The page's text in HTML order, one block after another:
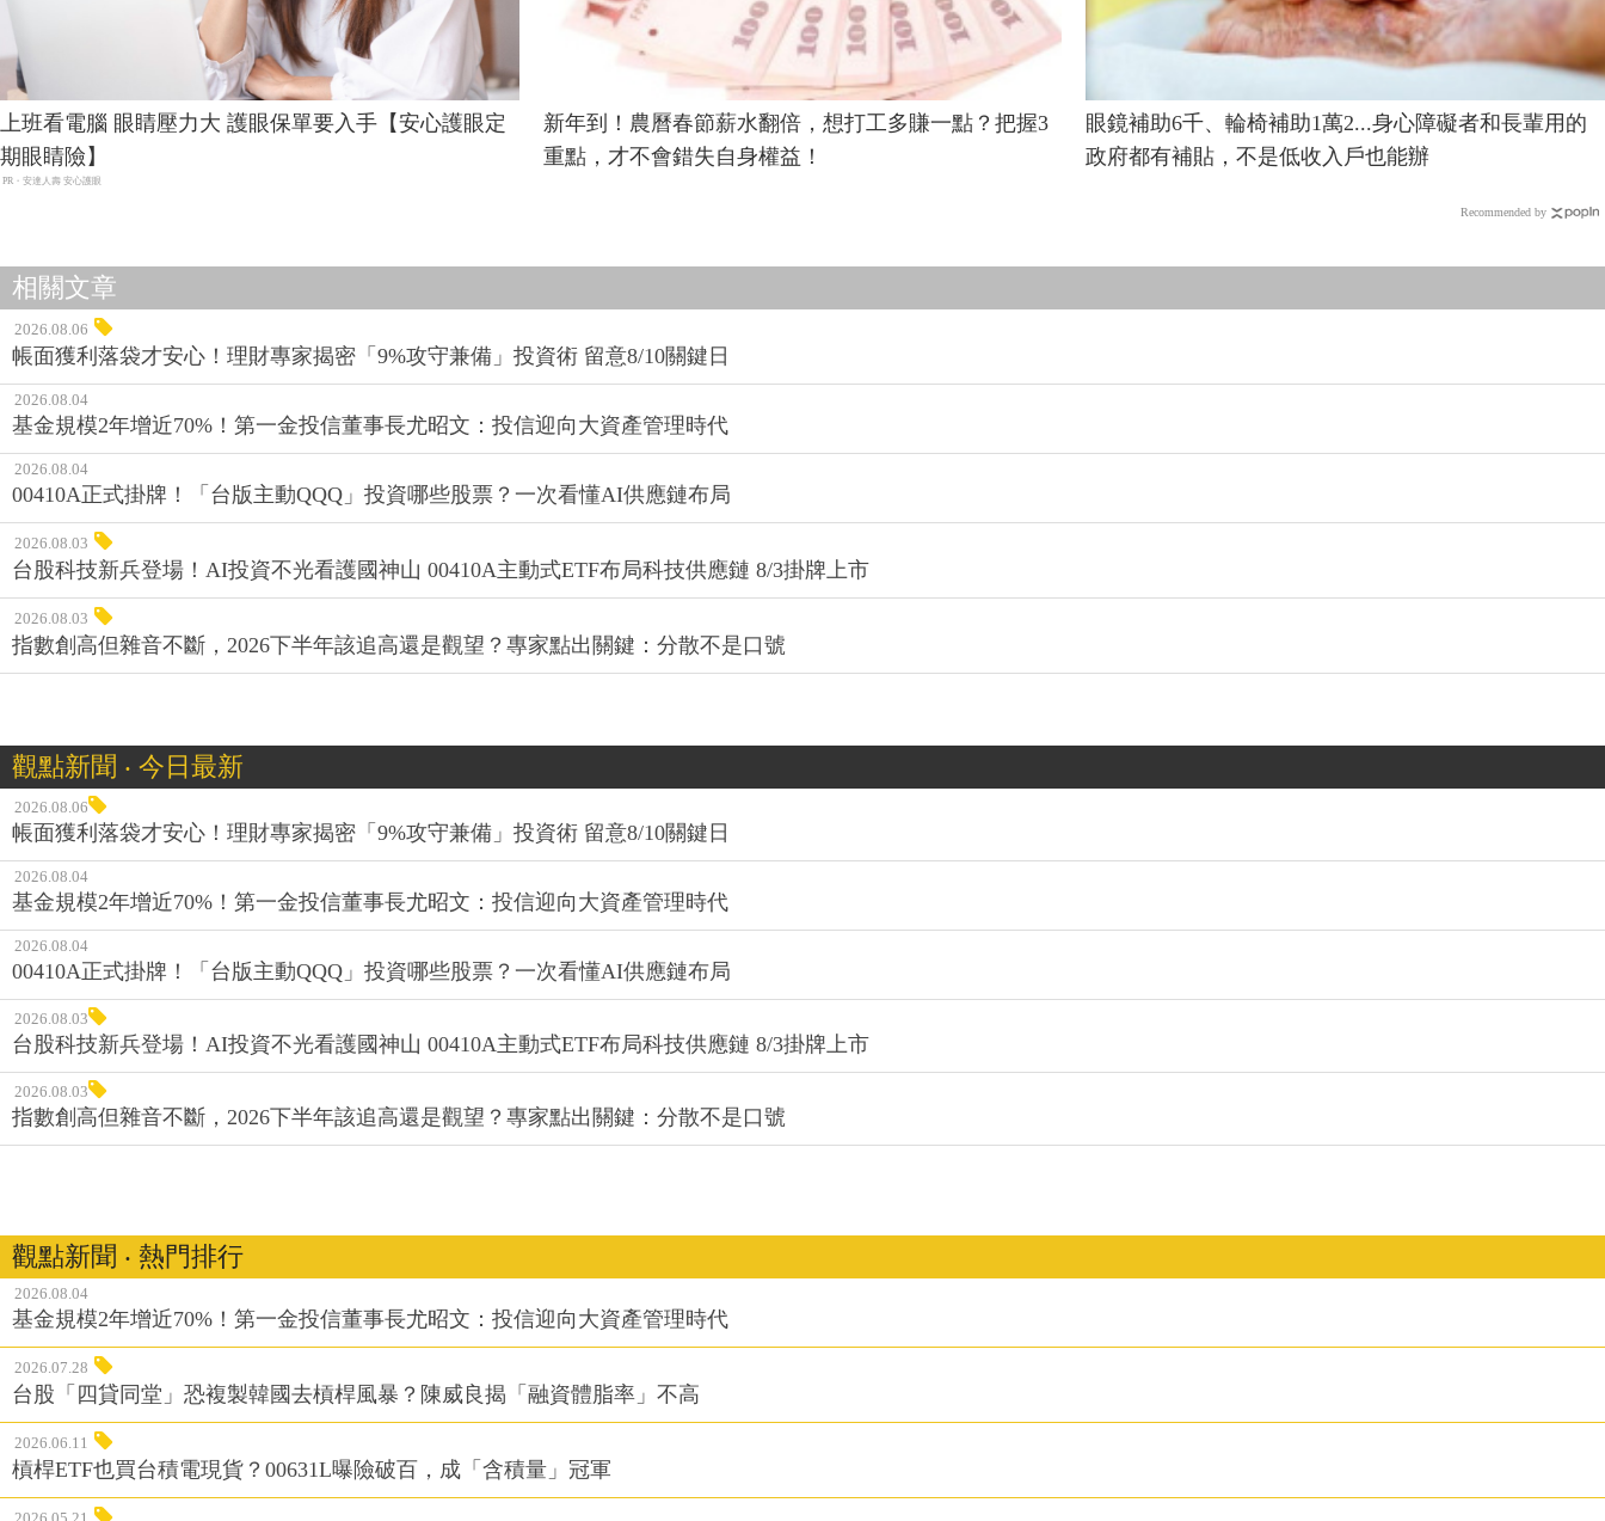
上班看電腦 眼睛壓力大 護眼保單要入手【安心護眼定
期眼睛險】
PR・安達人壽 安心護眼
新年到！農曆春節薪水翻倍，想打工多賺一點？把握3
重點，才不會錯失自身權益！
眼鏡補助6千、輪椅補助1萬2...身心障礙者和長輩用的
政府都有補貼，不是低收入戶也能辦
Recommended by
相關文章
2026.08.06
帳面獲利落袋才安心！理財專家揭密「9%攻守兼備」投資術 留意8/10關鍵日
2026.08.04
基金規模2年增近70%！第一金投信董事長尤昭文：投信迎向大資產管理時代
2026.08.04
00410A正式掛牌！「台版主動QQQ」投資哪些股票？一次看懂AI供應鏈布局
2026.08.03
台股科技新兵登場！AI投資不光看護國神山 00410A主動式ETF布局科技供應鏈 8/3掛牌上市
2026.08.03
指數創高但雜音不斷，2026下半年該追高還是觀望？專家點出關鍵：分散不是口號
觀點新聞 ‧ 今日最新
2026.08.06
帳面獲利落袋才安心！理財專家揭密「9%攻守兼備」投資術 留意8/10關鍵日
2026.08.04
基金規模2年增近70%！第一金投信董事長尤昭文：投信迎向大資產管理時代
2026.08.04
00410A正式掛牌！「台版主動QQQ」投資哪些股票？一次看懂AI供應鏈布局
2026.08.03
台股科技新兵登場！AI投資不光看護國神山 00410A主動式ETF布局科技供應鏈 8/3掛牌上市
2026.08.03
指數創高但雜音不斷，2026下半年該追高還是觀望？專家點出關鍵：分散不是口號
觀點新聞 ‧ 熱門排行
2026.08.04
基金規模2年增近70%！第一金投信董事長尤昭文：投信迎向大資產管理時代
2026.07.28
台股「四貸同堂」恐複製韓國去槓桿風暴？陳威良揭「融資體脂率」不高
2026.06.11
槓桿ETF也買台積電現貨？00631L曝險破百，成「含積量」冠軍
2026.05.21